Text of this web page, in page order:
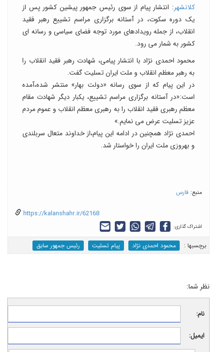
کلانشهر: انتشار پیام از سوی رئیس جمهور پیشین کشور پس از
یک دوره سکوت، در آستانه برگزاری مراسم تشییع رهبر فقید
انقلاب، از جمله رویدادهای مورد توجه فضای سیاسی و رسانه ای
کشور به شمار می رود.
محمود احمدی نژاد با انتشار پیامی، شهادت رهبر فقید انقلاب را
به رهبر معظم انقلاب و ملت ایران تسلیت گفت.
در این پیام که از سوی رسانه «دولت بهار» منتشر شده،آمده
است:«در آستانه برگزاری مراسم تشییع، یکبار دیگر شهادت مقام
معظم رهبری فقید انقلاب را به رهبری معظم انقلاب و عموم مردم
عزیز تسلیت عرض می نمایم.»
احمدی نژاد همچنین در ادامه این پیام،از خداوند متعال سربلندی
و بهروزی ملت ایران را خواستار شد.
منبع: فارس
https://kalanshahr.ir/62168
اشتراک گذاری:
برچسب‎ها : محمود احمدی نژاد پیام تسلیت رئیس جمهور سابق
نظر شما:
نام:
ایمیل: